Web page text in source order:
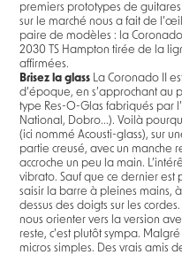
premiers prototypes de
sur le marché nous a fait de
paire de modèles : la
2030 TS Hampton tirée de la
affirmées.
Brisez la glass La Coronado II
d’époque, en s’approchant au
type Res-O-Glas fabriqués par
National, Dobro...). Voilà
(ici nommé Acousti-glass), sur
partie creusé, avec un manche
accroche un peu la main.
vibrato. Sauf que ce dernier est
saisir la barre à pleines mains,
dessus des doigts sur les
nous orienter vers la version
reste, c’est plutôt sympa.
micros simples. Des vrais amis